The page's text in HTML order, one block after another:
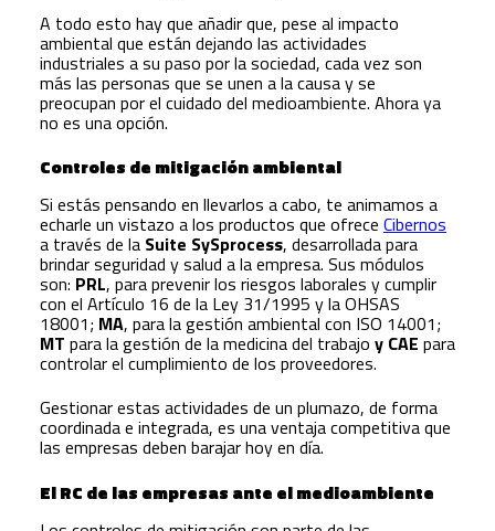
A todo esto hay que añadir que, pese al impacto
ambiental que están dejando las actividades
industriales a su paso por la sociedad, cada vez son
más las personas que se unen a la causa y se
preocupan por el cuidado del medioambiente. Ahora ya
no es una opción.
Controles de mitigación ambiental
Si estás pensando en llevarlos a cabo, te animamos a
echarle un vistazo a los productos que ofrece Cibernos
a través de la Suite SySprocess, desarrollada para
brindar seguridad y salud a la empresa. Sus módulos
son: PRL, para prevenir los riesgos laborales y cumplir
con el Artículo 16 de la Ley 31/1995 y la OHSAS
18001; MA, para la gestión ambiental con ISO 14001;
MT para la gestión de la medicina del trabajo y CAE para
controlar el cumplimiento de los proveedores.
Gestionar estas actividades de un plumazo, de forma
coordinada e integrada, es una ventaja competitiva que
las empresas deben barajar hoy en día.
El RC de las empresas ante el medioambiente